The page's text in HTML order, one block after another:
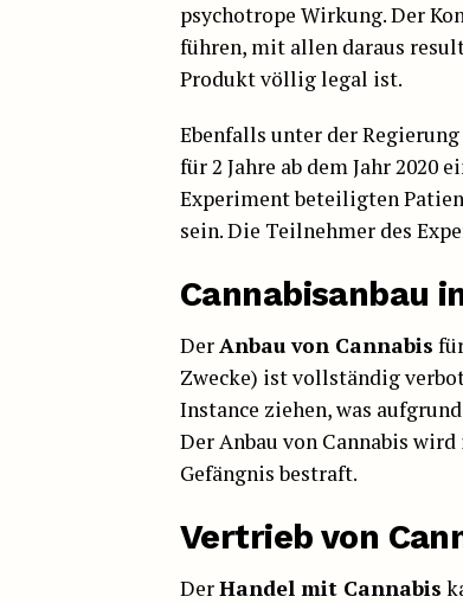
psychotrope Wirkung. Der
führen, mit allen daraus
Produkt völlig legal ist.
Ebenfalls unter der
für 2 Jahre ab dem Jahr 2020
Experiment beteiligten
sein. Die Teilnehmer des
Cannabisanbau
DerAnbau von Cannabis
Zwecke) ist vollständig
Instance ziehen, was
Der Anbau von Cannabis
Gefängnis bestraft.
Vertrieb von
DerHandel mit Cannabis